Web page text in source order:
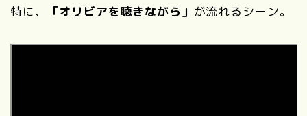
特に、 「オリビアを聴きながら」 が流れるシーン。